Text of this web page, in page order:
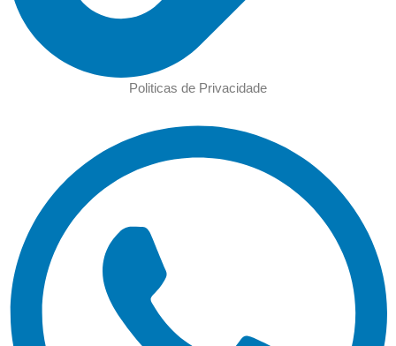
Politicas de Privacidade